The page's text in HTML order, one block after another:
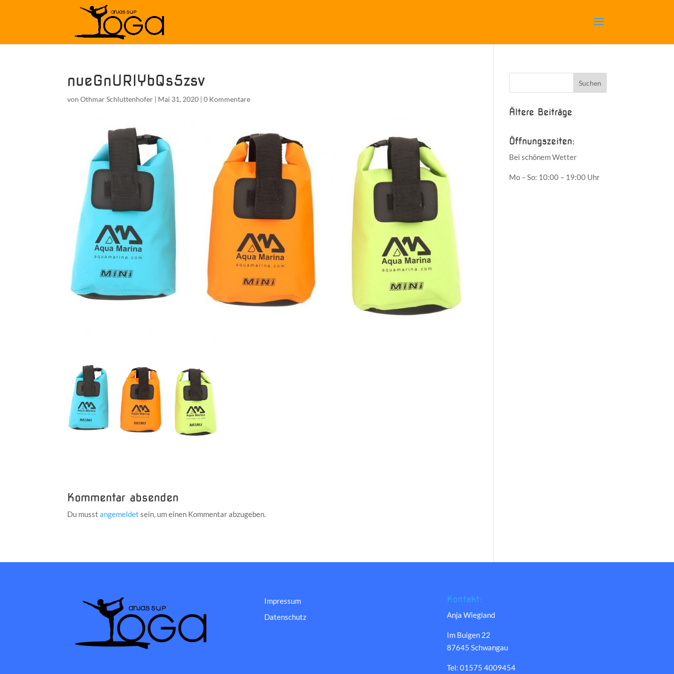
nueGnURlYbQs5zsv
vonOthmar Schluttenhofer | Mai 31, 2020 |0 Kommentare
Kommentar absenden
Du musstangemeldet sein, um einen Kommentar abzugeben.
Ältere Beiträge
Öffnungszeiten:
Bei schönem Wetter
Mo – So: 10:00 – 19:00 Uhr
Impressum
Datenschutz
Kontakt:
Anja Wiegland
Im Buigen 22
87645 Schwangau
Tel: 01575 4009454